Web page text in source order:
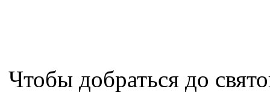
Чтобы добраться до